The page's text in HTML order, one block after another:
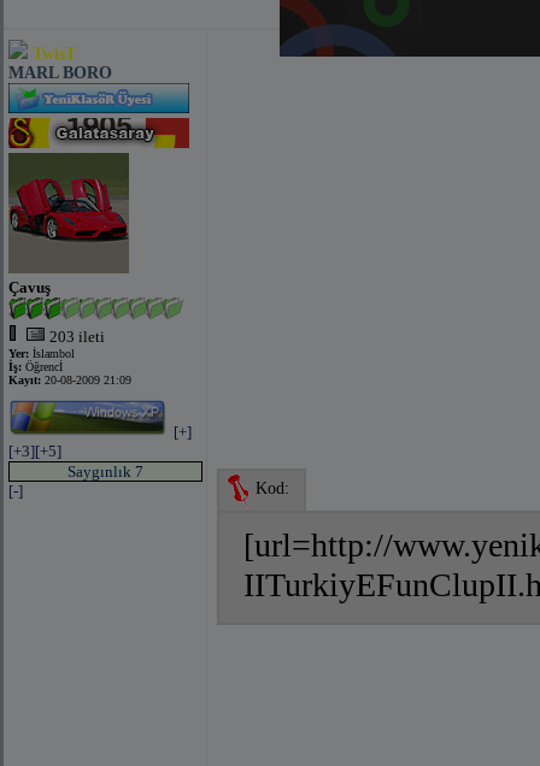
TwisT
MARL BORO
Çavuş
203 ileti
Yer: İslambol
İş: Öğrencİ
Kayıt: 20-08-2009 21:09
[+]
[+3][+5]
Saygınlık 7
[-]
Kod:
[url=http://